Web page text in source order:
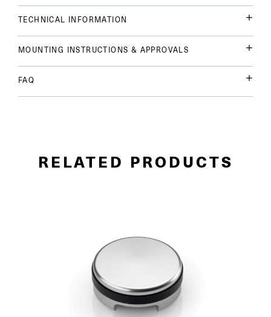
TECHNICAL INFORMATION
MOUNTING INSTRUCTIONS & APPROVALS
FAQ
RELATED PRODUCTS